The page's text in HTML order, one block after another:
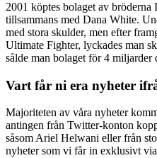
2001 köptes bolaget av
tillsammans med Dana White.
med stora skulder, men efter
Ultimate Fighter, lyckades man
sålde man bolaget för 4
Vart får ni era nyheter
Majoriteten av våra nyheter
antingen från Twitter-konton
såsom Ariel Helwani eller från
nyheter som vi får in exklusivt